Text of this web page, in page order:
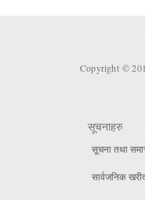
Copyright ©
सूचनाहरु
सूचना तथा
सार्वजनिक